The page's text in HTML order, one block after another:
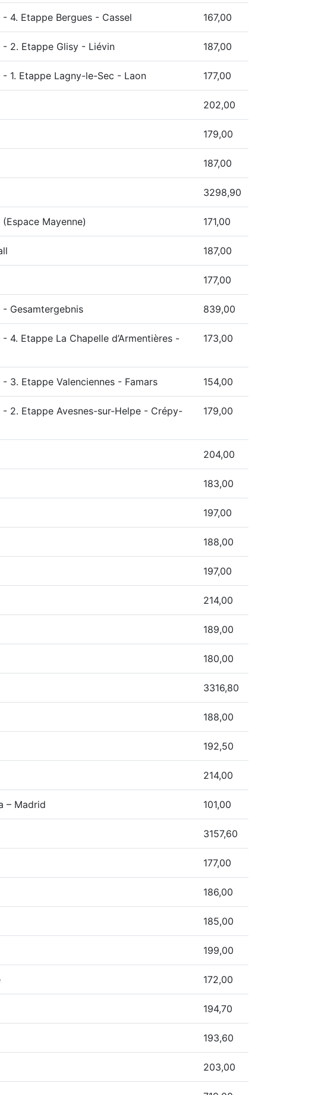
4. Etappe Bergues - Cassel 167,00
2. Etappe Glisy - Liévin 187,00
1. Etappe Lagny-le-Sec - Laon 177,00
202,00
179,00
187,00
3298,90
Mayenne) 171,00
187,00
177,00
Gesamtergebnis 839,00
4. Etappe La Chapelle d’Armentières -
173,00
3. Etappe Valenciennes - Famars 154,00
2. Etappe Avesnes-sur-Helpe - Crépy-
179,00
204,00
183,00
197,00
188,00
197,00
214,00
189,00
180,00
3316,80
188,00
192,50
214,00
– Madrid 101,00
3157,60
177,00
186,00
185,00
199,00
172,00
194,70
193,60
203,00